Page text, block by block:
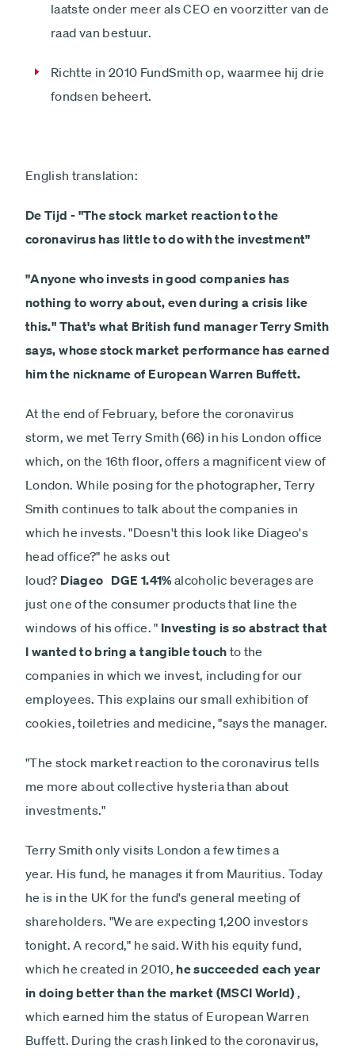
laatste onder meer als CEO en voorzitter van de
raad van bestuur.
Richtte in 2010 FundSmith op, waarmee hij drie
fondsen beheert.
English translation:
De Tijd - "The stock market reaction to the
coronavirus has little to do with the investment"
"Anyone who invests in good companies has
nothing to worry about, even during a crisis like
this." That's what British fund manager Terry Smith
says, whose stock market performance has earned
him the nickname of European Warren Buffett.
At the end of February, before the coronavirus
storm, we met Terry Smith (66) in his London office
which, on the 16th floor, offers a magnificent view of
London. While posing for the photographer, Terry
Smith continues to talk about the companies in
which he invests. "Doesn't this look like Diageo's
head office?" he asks out
loud? Diageo DGE 1.41% alcoholic beverages are
just one of the consumer products that line the
windows of his office. " Investing is so abstract that
I wanted to bring a tangible touch to the
companies in which we invest, including for our
employees. This explains our small exhibition of
cookies, toiletries and medicine, "says the manager.
"The stock market reaction to the coronavirus tells
me more about collective hysteria than about
investments."
Terry Smith only visits London a few times a
year. His fund, he manages it from Mauritius. Today
he is in the UK for the fund's general meeting of
shareholders. "We are expecting 1,200 investors
tonight. A record," he said. With his equity fund,
which he created in 2010, he succeeded each year
in doing better than the market (MSCI World) ,
which earned him the status of European Warren
Buffett. During the crash linked to the coronavirus,